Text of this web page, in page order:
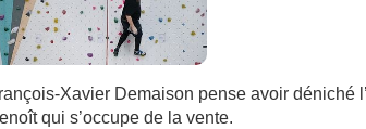
Xavier Demaison pense avoir déniché
qui s’occupe de la vente.